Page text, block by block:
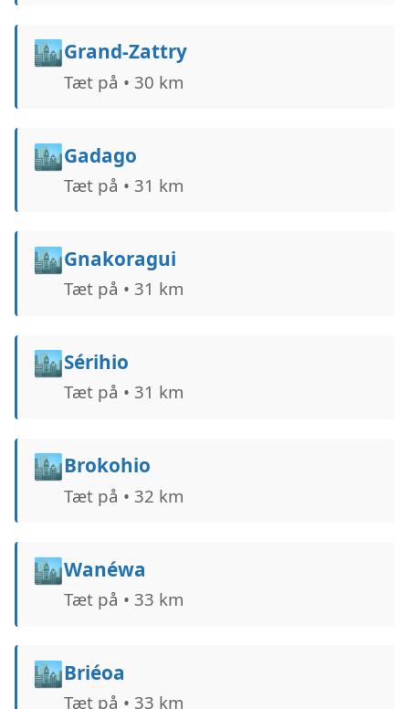
🏙️Grand-Zattry
Tæt på • 30 km
🏙️Gadago
Tæt på • 31 km
🏙️Gnakoragui
Tæt på • 31 km
🏙️Sérihio
Tæt på • 31 km
🏙️Brokohio
Tæt på • 32 km
🏙️Wanéwa
Tæt på • 33 km
🏙️Briéoa
Tæt på • 33 km